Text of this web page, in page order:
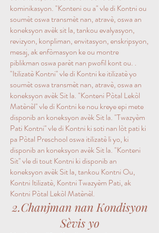
kominikasyon. "Konteni ou a" vle di Kontni ou
soumèt oswa transmèt nan, atravè, oswa an
koneksyon avèk sit la, tankou evalyasyon,
revizyon, konpliman, envitasyon, enskripsyon,
mesaj, ak enfòmasyon ke ou montre
piblikman oswa parèt nan pwofil kont ou. .
"Itilizatè Kontni" vle di Kontni ke itilizatè yo
soumèt oswa transmèt nan, atravè, oswa an
koneksyon avèk Sit la. "Konteni Pòtal Lekòl
Matènèl" vle di Kontni ke nou kreye epi mete
disponib an koneksyon avèk Sit la. "Twazyèm
Pati Kontni" vle di Kontni ki soti nan lòt pati ki
pa Pòtal Preschool oswa itilizatè li yo, ki
disponib an koneksyon avèk Sit la. "Konteni
Sit" vle di tout Kontni ki disponib an
koneksyon avèk Sit la, tankou Kontni Ou,
Kontni Itilizatè, Kontni Twazyèm Pati, ak
Kontni Pòtal Lekòl Matènèl.
2.Chanjman nan Kondisyon
Sèvis yo